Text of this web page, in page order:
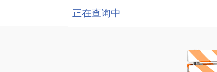
正在查询中